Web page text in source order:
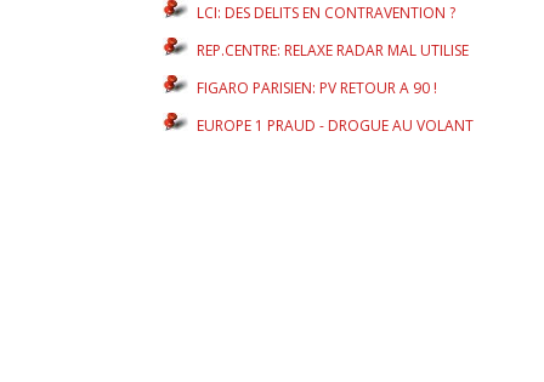
LCI: DES DELITS EN CONTRAVENTION ?
REP.CENTRE: RELAXE RADAR MAL UTILISE
FIGARO PARISIEN: PV RETOUR A 90 !
EUROPE 1 PRAUD - DROGUE AU VOLANT